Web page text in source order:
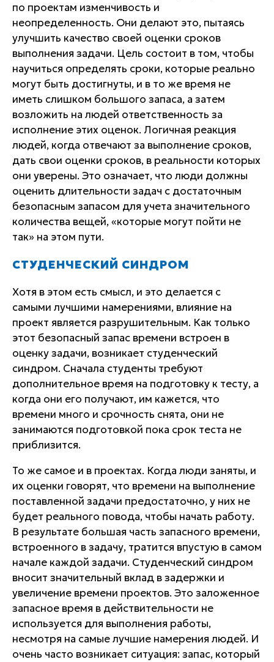
по проектам изменчивость и
неопределенность. Они делают это, пытаясь
улучшить качество своей оценки сроков
выполнения задачи. Цель состоит в том, чтобы
научиться определять сроки, которые реально
могут быть достигнуты, и в то же время не
иметь слишком большого запаса, а затем
возложить на людей ответственность за
исполнение этих оценок. Логичная реакция
людей, когда отвечают за выполнение сроков,
дать свои оценки сроков, в реальности которых
они уверены. Это означает, что люди должны
оценить длительности задач с достаточным
безопасным запасом для учета значительного
количества вещей, «которые могут пойти не
так» на этом пути.
СТУДЕНЧЕСКИЙ СИНДРОМ
Хотя в этом есть смысл, и это делается с
самыми лучшими намерениями, влияние на
проект является разрушительным. Как только
этот безопасный запас времени встроен в
оценку задачи, возникает студенческий
синдром. Сначала студенты требуют
дополнительное время на подготовку к тесту, а
когда они его получают, им кажется, что
времени много и срочность снята, они не
занимаются подготовкой пока срок теста не
приблизится.
То же самое и в проектах. Когда люди заняты, и
их оценки говорят, что времени на выполнение
поставленной задачи предостаточно, у них не
будет реального повода, чтобы начать работу.
В результате большая часть запасного времени,
встроенного в задачу, тратится впустую в самом
начале каждой задачи. Студенческий синдром
вносит значительный вклад в задержки и
увеличение времени проектов. Это заложенное
запасное время в действительности не
используется для выполнения работы,
несмотря на самые лучшие намерения людей. И
очень часто возникает ситуация: запас, который